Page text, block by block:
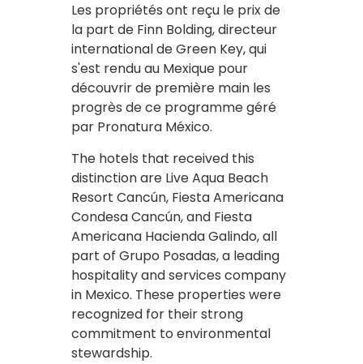
Les propriétés ont reçu le prix de
la part de Finn Bolding, directeur
international de Green Key, qui
s'est rendu au Mexique pour
découvrir de première main les
progrès de ce programme géré
par Pronatura México.
The hotels that received this
distinction are Live Aqua Beach
Resort Cancún, Fiesta Americana
Condesa Cancún, and Fiesta
Americana Hacienda Galindo, all
part of Grupo Posadas, a leading
hospitality and services company
in Mexico. These properties were
recognized for their strong
commitment to environmental
stewardship.